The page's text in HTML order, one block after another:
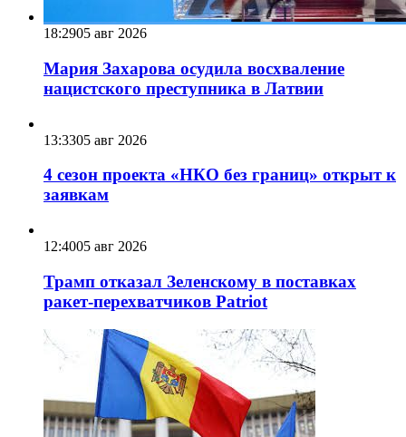
18:2905 авг 2026
Мария Захарова осудила восхваление
нацистского преступника в Латвии
13:3305 авг 2026
4 сезон проекта «НКО без границ» открыт к
заявкам
12:4005 авг 2026
Трамп отказал Зеленскому в поставках
ракет-перехватчиков Patriot